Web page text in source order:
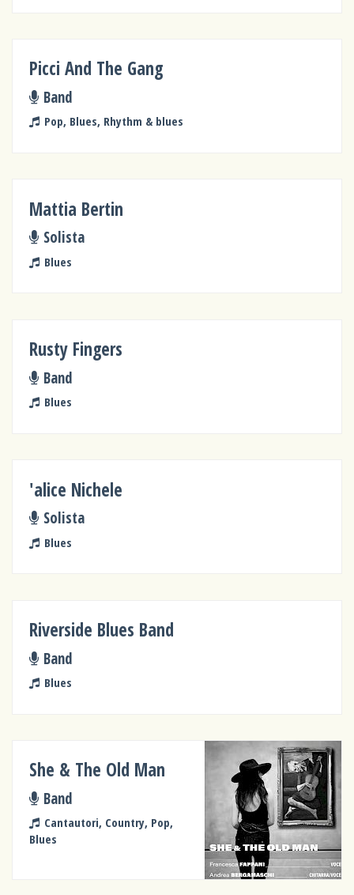
Picci And The Gang
Band
Pop, Blues, Rhythm & blues
Mattia Bertin
Solista
Blues
Rusty Fingers
Band
Blues
'alice Nichele
Solista
Blues
Riverside Blues Band
Band
Blues
She & The Old Man
Band
Cantautori, Country, Pop,
Blues